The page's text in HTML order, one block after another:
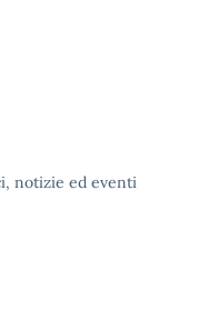
notizie ed eventi